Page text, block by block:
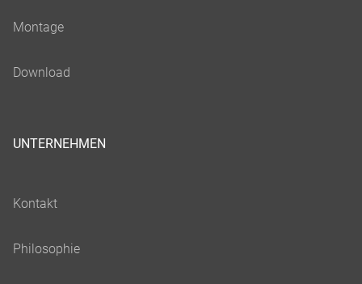
UNTERNEHMEN